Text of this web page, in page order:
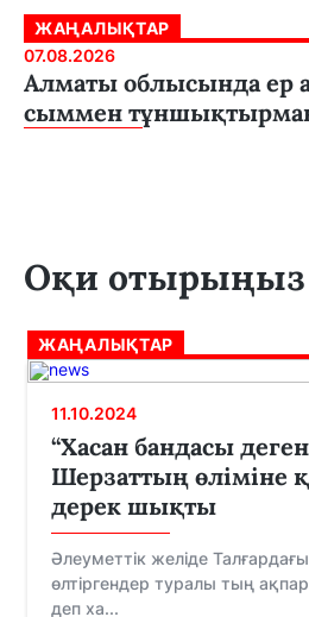
ЖАҢАЛЫҚТАР
07.08.2026
Алматы облысында ер
сыммен
Оқи отырыңыз
ЖАҢАЛЫҚТАР
11.10.2024
“Хасан бандасы
Шерзаттың өліміне
дерек шықты
Әлеуметтік желіде
өлтіргендер туралы тың
деп ха...